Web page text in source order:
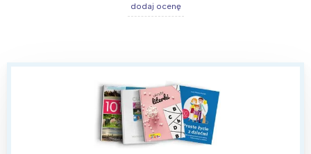
dodaj ocenę